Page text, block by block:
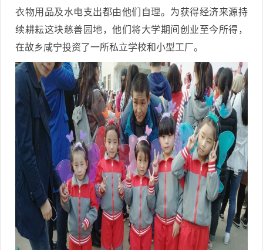
衣物用品及水电支出都由他们自理。为获得经济来源持
续耕耘这块慈善园地，他们将大学期间创业至今所得，
在故乡咸宁投资了一所私立学校和小型工厂。